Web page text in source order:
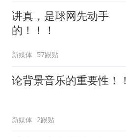
讲真，是球网先动手
的！！！
新媒体 57跟贴
论背景音乐的重要性！！
新媒体 2跟贴